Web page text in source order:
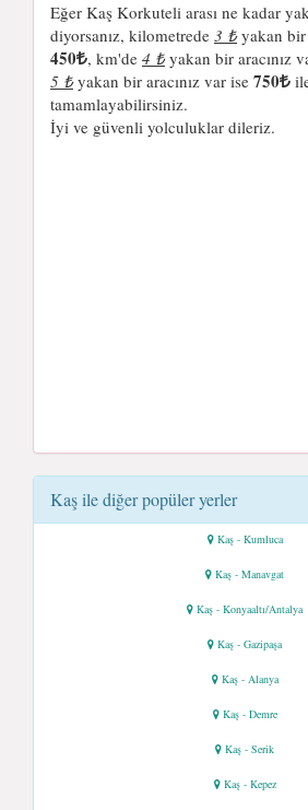
Eğer Kaş Korkuteli arası ne kadar
diyorsanız, kilometrede 3 ₺yakan bir
450 , km'de 4 ₺yakan bir aracınız
5 ₺yakan bir aracınız var ise 750
tamamlayabilirsiniz.
İyi ve güvenli yolculuklar dileriz.
Kaş ile diğer popüler yerler
Kaş - Kumluca
Kaş - Manavgat
Kaş - Konyaaltı/Antalya
Kaş - Gazipaşa
Kaş - Alanya
Kaş - Demre
Kaş - Serik
Kaş - Kepez